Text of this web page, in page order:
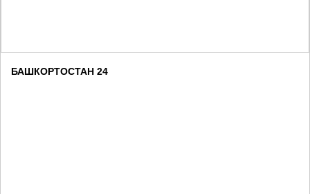
БАШКОРТОСТАН 24